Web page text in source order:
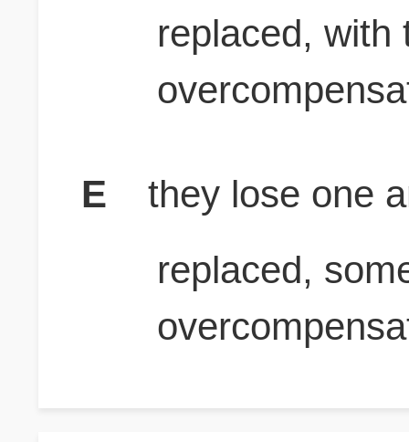
replaced, with
E
they lose one
replaced,